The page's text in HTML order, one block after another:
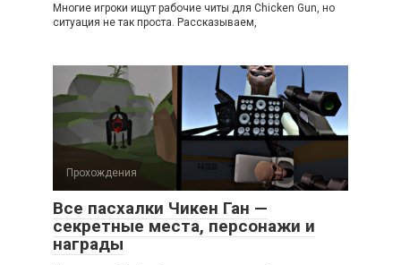
Многие игроки ищут рабочие читы для Chicken Gun, но
ситуация не так проста. Рассказываем,
Прохождения
Все пасхалки Чикен Ган —
секретные места, персонажи и
награды